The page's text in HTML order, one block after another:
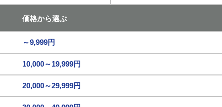
価格から選ぶ
～9,999円
10,000～19,999円
20,000～29,999円